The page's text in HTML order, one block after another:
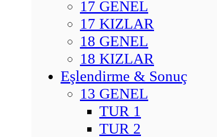
17 GENEL
17 KIZLAR
18 GENEL
18 KIZLAR
Eşlendirme & Sonuç
13 GENEL
TUR 1
TUR 2